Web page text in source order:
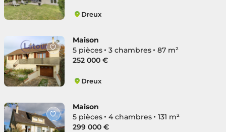
Dreux
Maison
5 pièces
3 chambres
87 m²
252 000 €
Dreux
Maison
5 pièces
4 chambres
131 m²
299 000 €